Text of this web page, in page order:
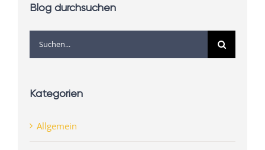
Blog durchsuchen
Suche
nach:
Kategorien
Allgemein